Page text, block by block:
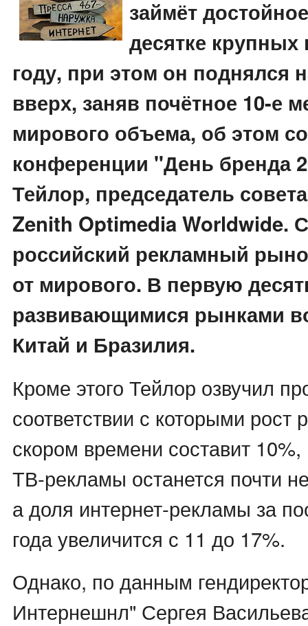
займёт
десятке крупных
году, при этом он поднялся
вверх, заняв почётное 10-е
мирового объема, об этом
конференции "День бренда
Тейлор, председатель
Zenith Optimedia Worldwide.
российский рекламный
от мирового. В первую
развивающимися рынками
Китай и Бразилия.
Кроме этого Тейлор озвучил
соответствии с которыми
скором времени составит
ТВ-рекламы останется почти
а доля интернет-рекламы за
года увеличится с 11 до 17%.
Однако, по данным
Интернешнл" Сергея